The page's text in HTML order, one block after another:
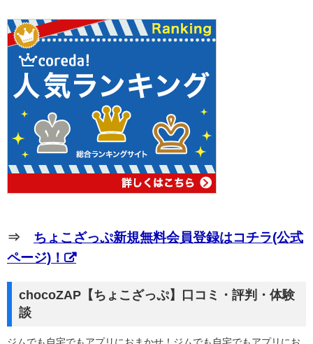
⇒ ちょこざっぷ新規無料会員登録はコチラ(公式
ページ)！
chocoZAP【ちょこざっぷ】口コミ・評判・体験
談
ジムでも自宅でもアプリにおまかせ！ジムでも自宅でもアプリにお